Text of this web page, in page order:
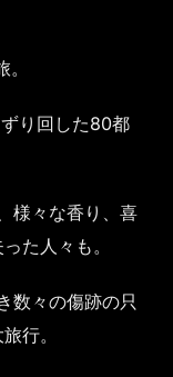
り回した80都
様々な香り、喜
た人々も。
数々の傷跡の只
行。